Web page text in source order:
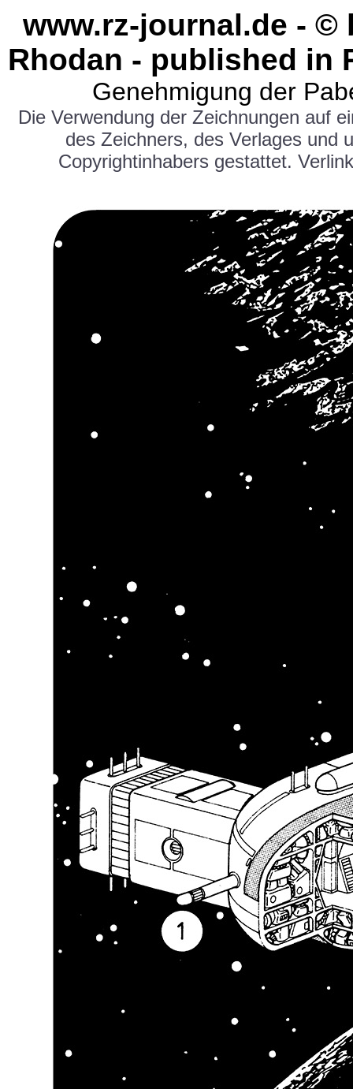
www.rz-journal.de - ©
Rhodan - published in
Genehmigung der
Die Verwendung der Zeichnungen auf
des Zeichners, des Verlages und
Copyrightinhabers gestattet.